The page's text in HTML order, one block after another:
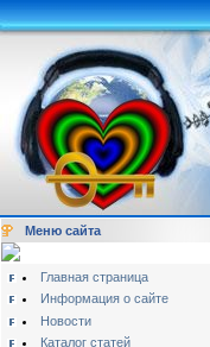
Меню сайта
Главная страница
Информация о сайте
Новости
Каталог статей